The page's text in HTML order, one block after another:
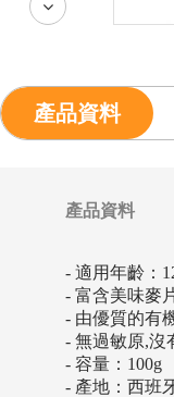
產品資料
產品資料
- 適用年齡：
- 富含美味麥
- 由優質的有
- 無過敏原,沒
- 容量：100g
- 產地：西班